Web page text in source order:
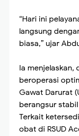
“Hari ini
langsung
biasa,” ujar
Ia menjelaskan,
beroperasi
Gawat Darurat
berangsur
Terkait
obat di RSUD